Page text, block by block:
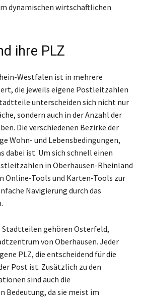
dynamischen wirtschaftlichen
ihre PLZ
Westfalen ist in mehrere
die jeweils eigene Postleitzahlen
unterscheiden sich nicht nur
sondern auch in der Anzahl der
Die verschiedenen Bezirke der
Wohn- und Lebensbedingungen,
dabei ist. Um sich schnell einen
in Oberhausen-Rheinland
Online-Tools und Karten-Tools zur
Navigierung durch das
Stadtteilen gehören Osterfeld,
von Oberhausen. Jeder
PLZ, die entscheidend für die
Post ist. Zusätzlich zu den
sind auch die
Bedeutung, da sie meist im